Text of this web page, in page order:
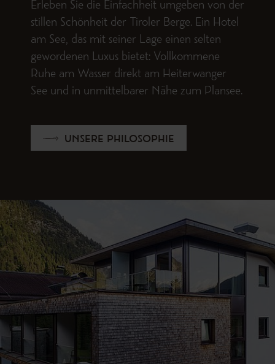
Erleben Sie die Einfachheit umgeben von der
stillen Schönheit der Tiroler Berge. Ein Hotel
am See, das mit seiner Lage einen selten
gewordenen Luxus bietet: Vollkommene
Ruhe am Wasser direkt am Heiterwanger
See und in unmittelbarer Nähe zum Plansee.
UNSERE PHILOSOPHIE